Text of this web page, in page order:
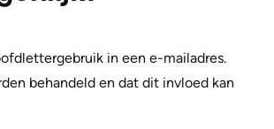
in een e-mailadres.
behandeld en dat dit invloed kan